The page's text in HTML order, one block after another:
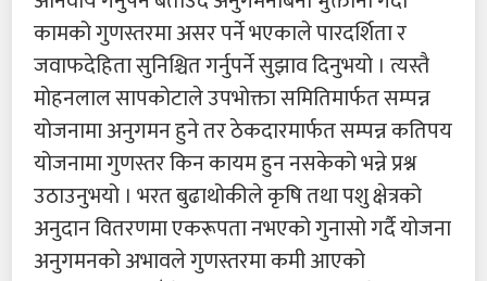
कामको गुणस्तरमा असर पर्ने भएकाले पारदर्शिता र
जवाफदेहिता सुनिश्चित गर्नुपर्ने सुझाव दिनुभयो । त्यस्तै
मोहनलाल सापकोटाले उपभोक्ता समितिमार्फत सम्पन्न
योजनामा अनुगमन हुने तर ठेकदारमार्फत सम्पन्न कतिपय
योजनामा गुणस्तर किन कायम हुन नसकेको भन्ने प्रश्न
उठाउनुभयो । भरत बुढाथोकीले कृषि तथा पशु क्षेत्रको
अनुदान वितरणमा एकरूपता नभएको गुनासो गर्दै योजना
अनुगमनको अभावले गुणस्तरमा कमी आएको